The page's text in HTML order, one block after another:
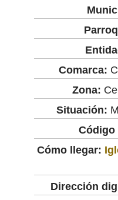
Comarca:
Zona:
Situación:
Código
Cómo llegar:
Dirección